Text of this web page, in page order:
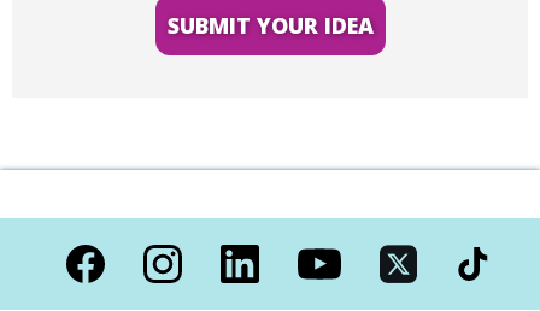
SUBMIT YOUR IDEA